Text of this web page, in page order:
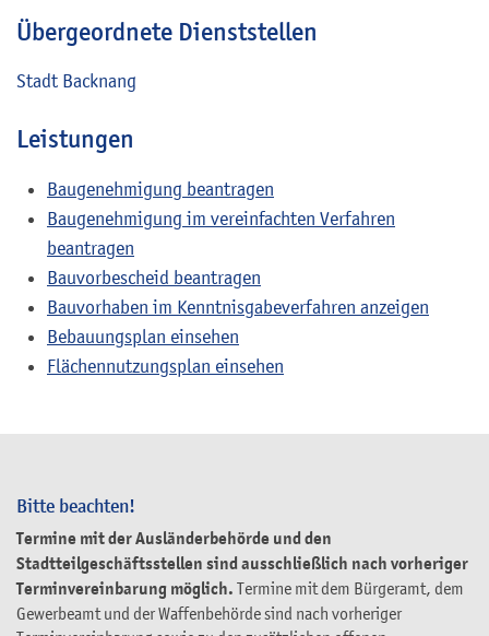
Bitte beachten!
Termine mit der Ausländerbehörde und den
Stadtteilgeschäftsstellen sind ausschließlich nach vorheriger
Terminvereinbarung möglich. Termine mit dem Bürgeramt, dem
Gewerbeamt und der Waffenbehörde sind nach vorheriger
Übergeordnete Dienststellen
Stadt Backnang
Leistungen
Baugenehmigung beantragen
Baugenehmigung im vereinfachten Verfahren
beantragen
Bauvorbescheid beantragen
Bauvorhaben im Kenntnisgabeverfahren anzeigen
Bebauungsplan einsehen
Flächennutzungsplan einsehen